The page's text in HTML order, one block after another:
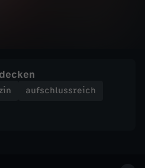
aufschlussreich